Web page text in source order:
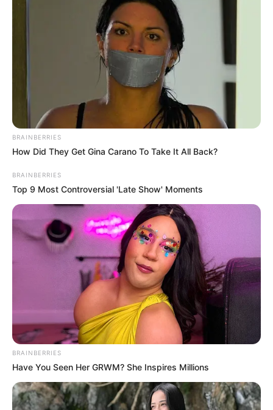
BRAINBERRIES
How Did They Get Gina Carano To Take It All Back?
BRAINBERRIES
Top 9 Most Controversial 'Late Show' Moments
BRAINBERRIES
Have You Seen Her GRWM? She Inspires Millions